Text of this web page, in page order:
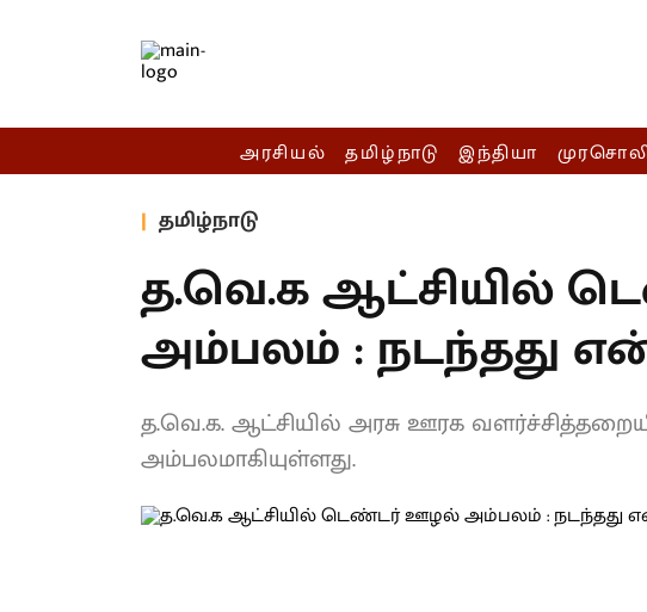
அரசியல் தமிழ்நாடு இந்தியா
தமிழ்நாடு
த.வெ.க ஆட்சியில்
அம்பலம் : நடந்தது
த.வெ.க. ஆட்சியில் அரசு ஊரக
அம்பலமாகியுள்ளது.